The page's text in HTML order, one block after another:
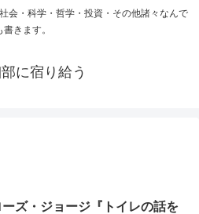
会・科学・哲学・投資・その他諸々なんで
書きます。
に宿り給う
ーズ・ジョージ『トイレの話を